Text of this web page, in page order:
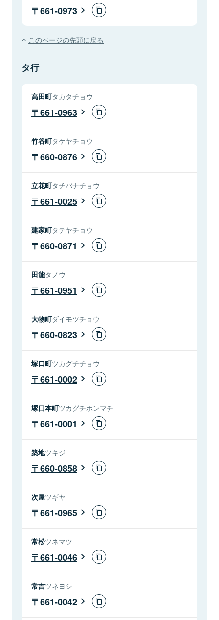
661-0973
このページの先頭に戻る
タ行
高田町タカタチョウ
661-0963
竹谷町タケヤチョウ
660-0876
立花町タチバナチョウ
661-0025
建家町タテヤチョウ
660-0871
田能タノウ
661-0951
大物町ダイモツチョウ
660-0823
塚口町ツカグチチョウ
661-0002
塚口本町ツカグチホンマチ
661-0001
築地ツキジ
660-0858
次屋ツギヤ
661-0965
常松ツネマツ
661-0046
常吉ツネヨシ
661-0042